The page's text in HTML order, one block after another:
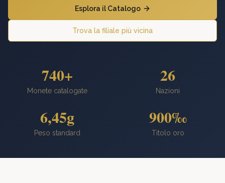
Esplora il Catalogo
Trova la filiale più vicina
740+
Monete catalogate
26
Nazioni
6,45g
Peso standard
900‰
Titolo oro